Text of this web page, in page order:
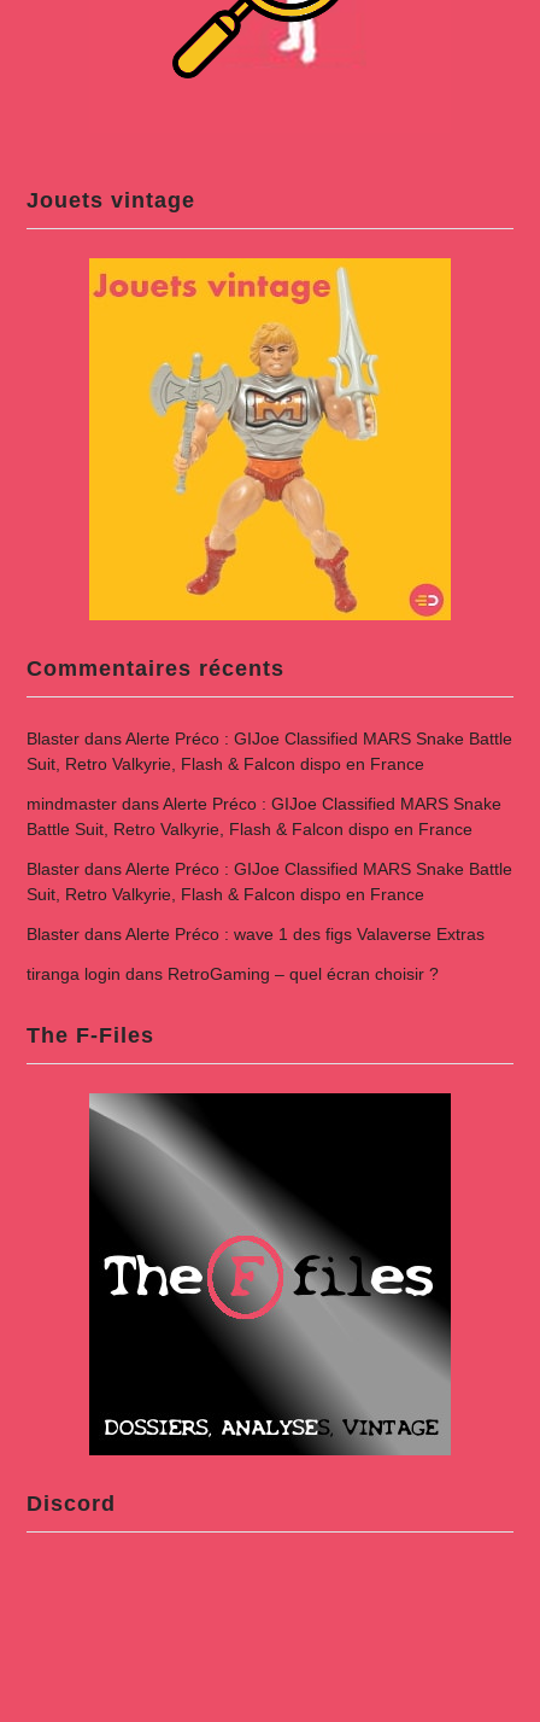
Jouets vintage
Commentaires récents
BlasterdansAlerte Préco : GIJoe Classified MARS Snake Battle
Suit, Retro Valkyrie, Flash & Falcon dispo en France
mindmasterdansAlerte Préco : GIJoe Classified MARS Snake
Battle Suit, Retro Valkyrie, Flash & Falcon dispo en France
BlasterdansAlerte Préco : GIJoe Classified MARS Snake Battle
Suit, Retro Valkyrie, Flash & Falcon dispo en France
BlasterdansAlerte Préco : wave 1 des figs Valaverse Extras
tiranga login dans RetroGaming – quel écran choisir ?
The F-Files
Discord